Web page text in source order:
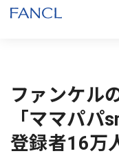
ファンケル
「ママパパ
登録者16万